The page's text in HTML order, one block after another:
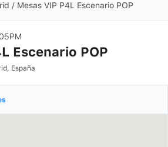
/ Mesas VIP P4L Escenario POP
Escenario POP
España